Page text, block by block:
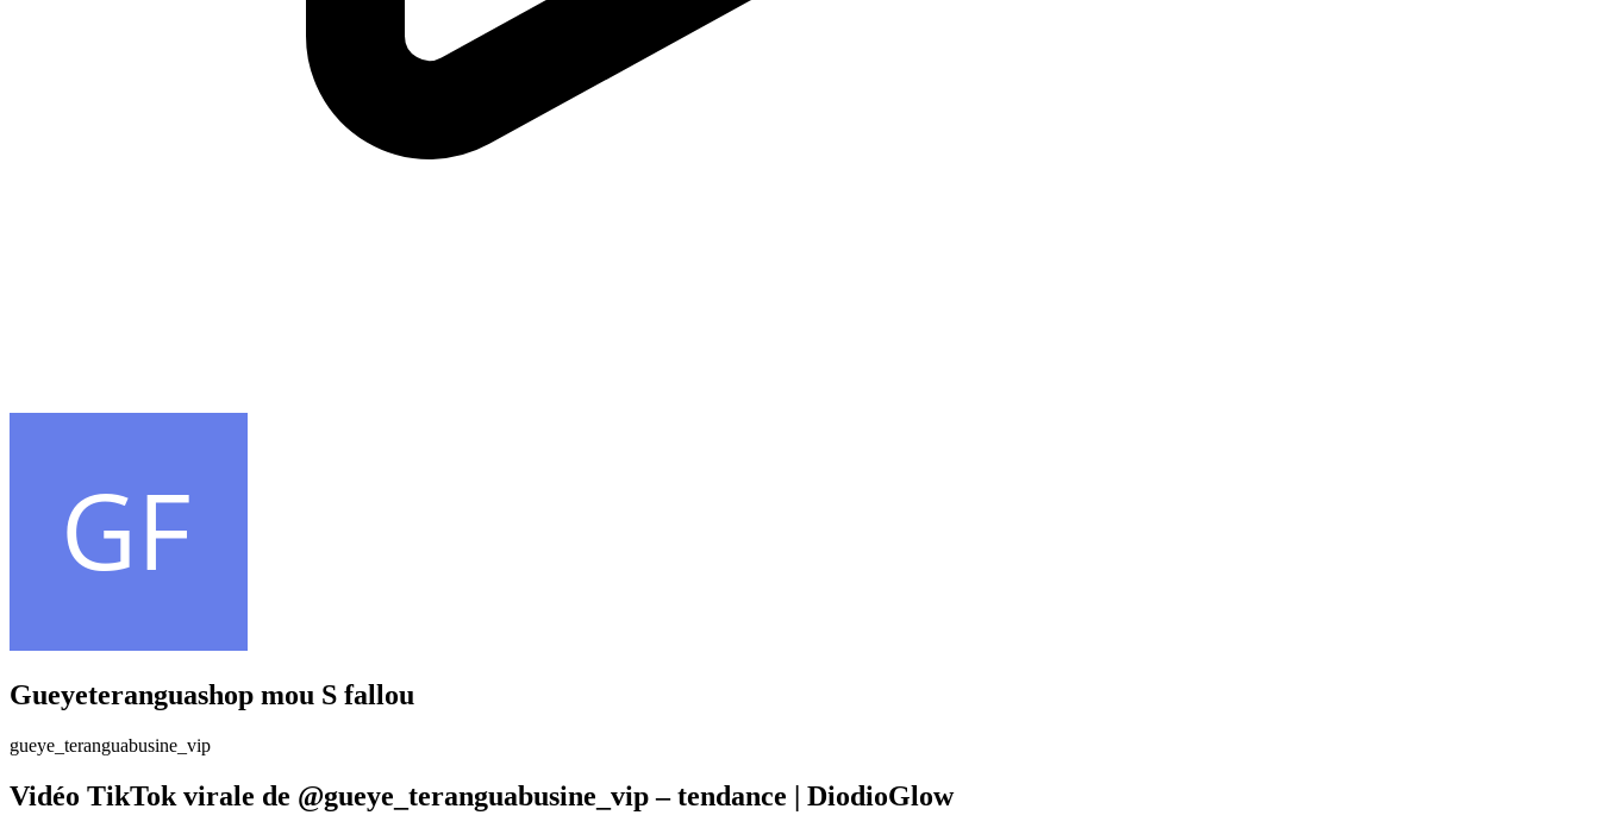
Gueyeteranguashop mou S fallou
gueye_teranguabusine_vip
Vidéo TikTok virale de @gueye_teranguabusine_vip – tendance | DiodioGlow